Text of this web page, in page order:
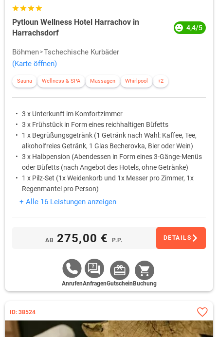
Pytloun Wellness Hotel Harrachov in
Harrachsdorf
4,4/5
Böhmen Tschechische Kurbäder
(Karte öffnen)
Sauna Wellness & SPA Massagen Whirlpool +2
3 x Unterkunft im Komfortzimmer
3 x Frühstück in Form eines reichhaltigen Büfetts
1 x Begrüßungsgetränk (1 Getränk nach Wahl: Kaffee, Tee,
alkoholfreies Getränk, 1 Glas Becherovka, Bier oder Wein)
3 x Halbpension (Abendessen in Form eines 3-Gänge-Menüs
oder Büfetts (nach Angebot des Hotels, ohne Getränke)
1 x Pilz-Set (1x Weidenkorb und 1x Messer pro Zimmer, 1x
Regenmantel pro Person)
Vermietung eines Pilztrockners während des Aufenthalts
+ Alle 16 Leistungen anzeigen
AB 275,00 € P.P. DETAILS
AnrufenAnfragenGutschein Buchung
ID: 38524